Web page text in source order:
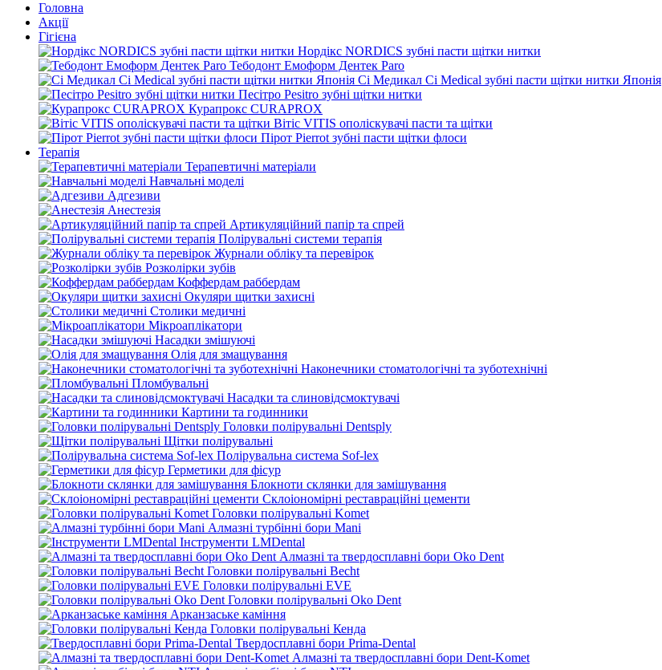
Головна
Акції
Гігієна
Нордікс NORDICS зубні пасти щітки нитки
Тебодонт Емоформ Дентек Paro
Сі Медикал Ci Medical зубні пасти щітки нитки Японія
Песітро Pesitro зубні щітки нитки
Курапрокс CURAPROX
Вітіс VITIS ополіскувачі пасти та щітки
Пірот Pierrot зубні пасти щітки флоси
Терапія
Терапевтичні матеріали
Навчальні моделі
Адгезиви
Анестезія
Артикуляційний папір та спрей
Полірувальні системи терапія
Журнали обліку та перевірок
Розколірки зубів
Коффердам раббердам
Окуляри щитки захисні
Столики медичні
Мікроаплікатори
Насадки змішуючі
Олія для змащування
Наконечники стоматологічні та зуботехнічні
Пломбувальні
Насадки та слиновідсмоктувачі
Картини та годинники
Головки полірувальні Dentsply
Щітки полірувальні
Полірувальна система Sof-lex
Герметики для фісур
Блокноти склянки для замішування
Склоіономірні реставраційні цементи
Головки полірувальні Komet
Алмазні турбінні бори Mani
Інструменти LMDental
Алмазні та твердосплавні бори Oko Dent
Головки полірувальні Becht
Головки полірувальні EVE
Головки полірувальні Oko Dent
Арканзаське каміння
Головки полірувальні Кенда
Твердосплавні бори Prima-Dental
Алмазні та твердосплавні бори Dent-Komet